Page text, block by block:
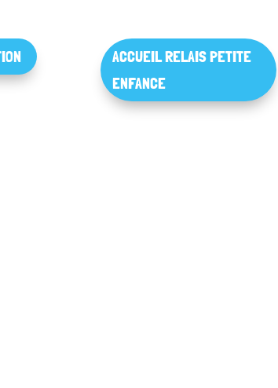
ACCUEIL RELAIS PETITE
ENFANCE